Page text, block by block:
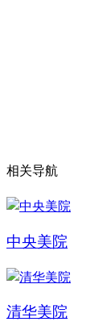
相关导航
中央美院
清华美院